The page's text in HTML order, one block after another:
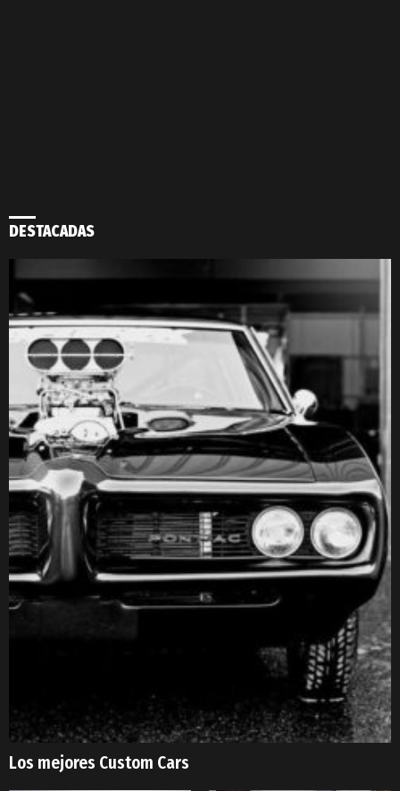
DESTACADAS
Los mejores Custom Cars